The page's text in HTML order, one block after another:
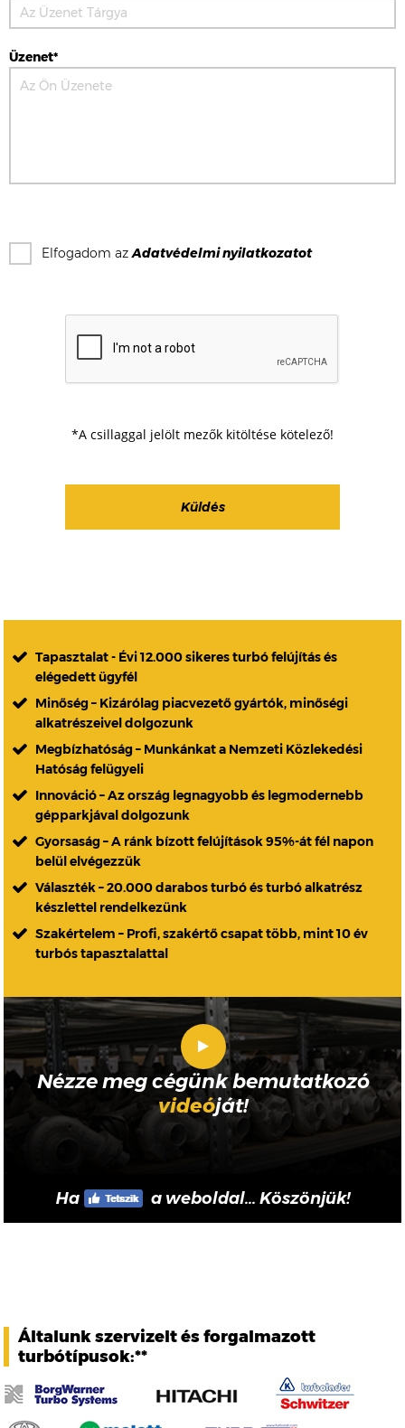
Üzenet*
Elfogadom azAdatvédelmi nyilatkozatot
*A csillaggal jelölt mezők kitöltése kötelező!
Tapasztalat - Évi 12.000 sikeres turbó felújítás és
elégedett ügyfél
Minőség – Kizárólag piacvezető gyártók, minőségi
alkatrészeivel dolgozunk
Megbízhatóság – Munkánkat a Nemzeti Közlekedési
Hatóság felügyeli
Innováció – Az ország legnagyobb és legmodernebb
gépparkjával dolgozunk
Gyorsaság – A ránk bízott felújítások 95%-át fél napon
belül elvégezzük
Választék – 20.000 darabos turbó és turbó alkatrész
készlettel rendelkezünk
Szakértelem – Profi, szakértő csapat több, mint 10 év
turbós tapasztalattal
Nézze meg cégünk bemutatkozó
videóját!
Ha a weboldal... Köszönjük!
Általunk szervizelt és forgalmazott
turbótípusok:**